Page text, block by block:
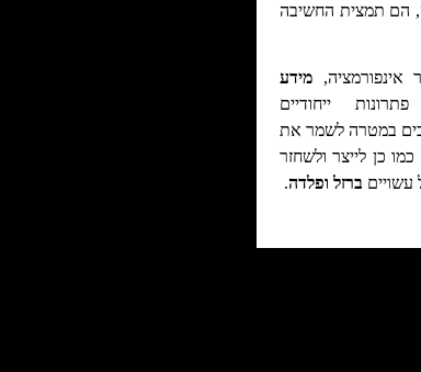
, הם תמצית החשיבה
מידע
ייחודיים
במטרה לשמר את
כן לייצר ולשחזר
עשויים ברזל ופלדה.